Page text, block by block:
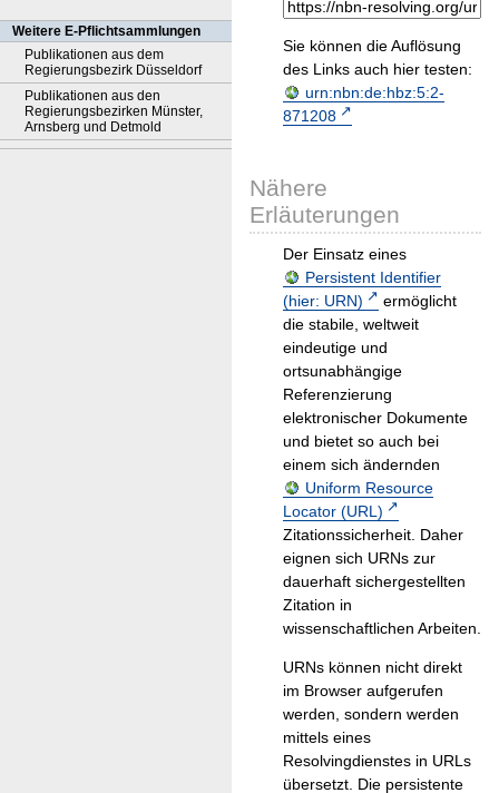
Weitere E-Pflichtsammlungen
Publikationen aus dem
Regierungsbezirk Düsseldorf
Publikationen aus den
Regierungsbezirken Münster,
Arnsberg und Detmold
Sie können die Auflösung
des Links auch hier testen:
urn:nbn:de:hbz:5:2-
871208
Nähere
Erläuterungen
Der Einsatz eines
Persistent Identifier
(hier: URN)
ermöglicht
die stabile, weltweit
eindeutige und
ortsunabhängige
Referenzierung
elektronischer Dokumente
und bietet so auch bei
einem sich ändernden
Uniform Resource
Locator (URL)
Zitationssicherheit. Daher
eignen sich URNs zur
dauerhaft sichergestellten
Zitation in
wissenschaftlichen Arbeiten.
URNs können nicht direkt
im Browser aufgerufen
werden, sondern werden
mittels eines
Resolvingdienstes in URLs
übersetzt. Die persistente